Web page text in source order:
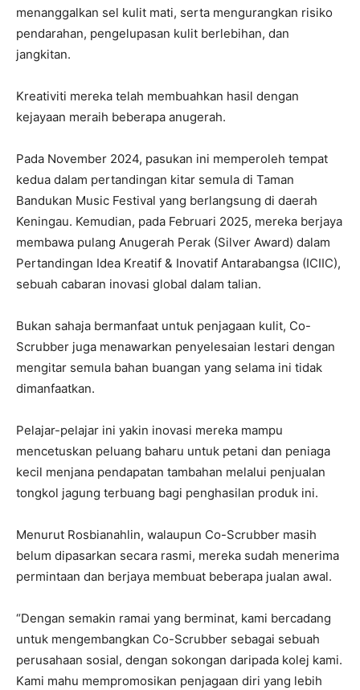
menanggalkan sel kulit mati, serta mengurangkan risiko
pendarahan, pengelupasan kulit berlebihan, dan
jangkitan.
Kreativiti mereka telah membuahkan hasil dengan
kejayaan meraih beberapa anugerah.
Pada November 2024, pasukan ini memperoleh tempat
kedua dalam pertandingan kitar semula di Taman
Bandukan Music Festival yang berlangsung di daerah
Keningau. Kemudian, pada Februari 2025, mereka berjaya
membawa pulang Anugerah Perak (Silver Award) dalam
Pertandingan Idea Kreatif & Inovatif Antarabangsa (ICIIC),
sebuah cabaran inovasi global dalam talian.
Bukan sahaja bermanfaat untuk penjagaan kulit, Co-
Scrubber juga menawarkan penyelesaian lestari dengan
mengitar semula bahan buangan yang selama ini tidak
dimanfaatkan.
Pelajar-pelajar ini yakin inovasi mereka mampu
mencetuskan peluang baharu untuk petani dan peniaga
kecil menjana pendapatan tambahan melalui penjualan
tongkol jagung terbuang bagi penghasilan produk ini.
Menurut Rosbianahlin, walaupun Co-Scrubber masih
belum dipasarkan secara rasmi, mereka sudah menerima
permintaan dan berjaya membuat beberapa jualan awal.
“Dengan semakin ramai yang berminat, kami bercadang
untuk mengembangkan Co-Scrubber sebagai sebuah
perusahaan sosial, dengan sokongan daripada kolej kami.
Kami mahu mempromosikan penjagaan diri yang lebih